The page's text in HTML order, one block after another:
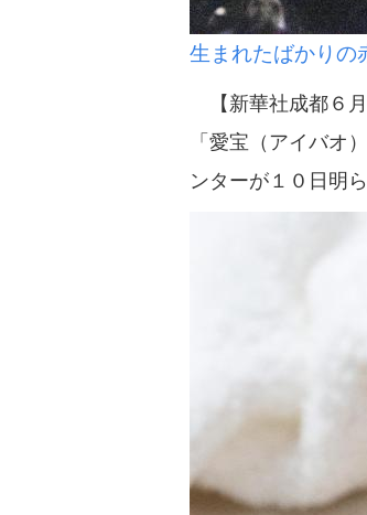
生まれたばかりの
【新華社成都６
「愛宝（アイバオ
ンターが１０日明